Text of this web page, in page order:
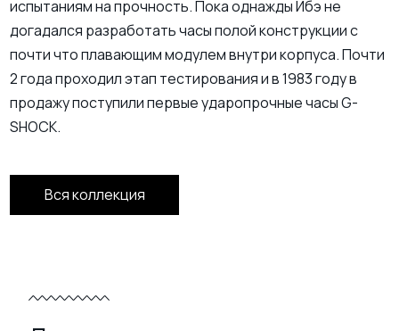
испытаниям на прочность. Пока однажды Ибэ не
догадался разработать часы полой конструкции с
почти что плавающим модулем внутри корпуса. Почти
2 года проходил этап тестирования и в 1983 году в
продажу поступили первые ударопрочные часы G-
SHOCK.
Вся коллекция